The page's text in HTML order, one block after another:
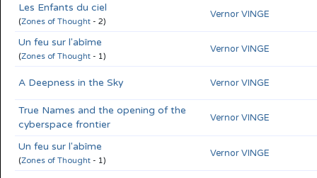
Les Enfants du ciel
(Zones of Thought - 2)
Vernor VINGE
Un feu sur l'abîme
(Zones of Thought - 1)
Vernor VINGE
A Deepness in the Sky Vernor VINGE
True Names and the opening of the
cyberspace frontier
Vernor VINGE
Un feu sur l'abîme
(Zones of Thought - 1)
Vernor VINGE